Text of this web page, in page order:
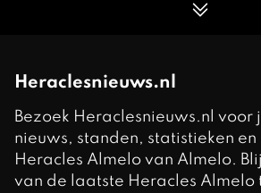
Heraclesnieuws.nl
Bezoek Heraclesnieuws.nl voor
nieuws, standen, statistieken
Heracles Almelo van Almelo.
van de laatste Heracles Almelo